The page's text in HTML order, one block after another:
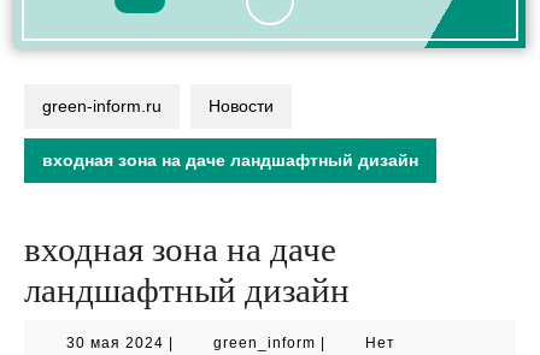
Кнопка
green-inform.ru Новости
входная зона на даче ландшафтный дизайн
входная зона на даче
ландшафтный дизайн
30 мая 2024 30
green_informgreen_inform
Нет